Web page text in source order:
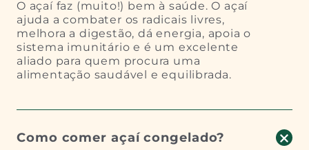
O açaí faz (muito!) bem à saúde. O açaí
ajuda a combater os radicais livres,
melhora a digestão, dá energia, apoia o
sistema imunitário e é um excelente
aliado para quem procura uma
alimentação saudável e equilibrada.
Como comer açaí congelado?